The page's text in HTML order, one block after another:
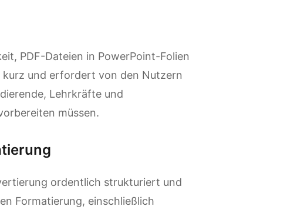
PDF-Dateien in PowerPoint-Folien
und erfordert von den Nutzern
Lehrkräfte und
müssen.
ordentlich strukturiert und
Formatierung, einschließlich